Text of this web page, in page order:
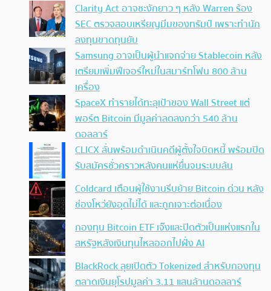
Clarity Act อาจชะงักยาว ๆ หลัง Warren ร้อง
SEC ตรวจสอบเหรียญมีมของทรัมป์ เพราะทำนัก
ลงทุนขาดทุนยับ
Samsung อาจเป็นผู้นำแจกจ่าย Stablecoin หลัง
เตรียมเพิ่มฟีเจอร์ใหม่ในสมาร์ทโฟน 800 ล้าน
เครื่อง
SpaceX ทำรายได้ทะลุเป้าของ Wall Street แต่
พอร์ต Bitcoin มีมูลค่าลดลงกว่า 540 ล้าน
ดอลลาร์
CLICX ลั่นพร้อมดำเนินคดีผู้ตั้งใจบิดหนี้ พร้อมปิด
รับสมัครชั่วคราวหลังคนแห่ยื่นจนระบบล้น
Coldcard เตือนผู้ใช้งานรีบย้าย Bitcoin ด่วน หลัง
ช่องโหว่ยังอุดไม่ได้ และถูกเจาะต่อเนื่อง
กองทุน Bitcoin ETF เจ๊งและปิดตัวเป็นแห่งแรกใน
สหรัฐหลังเงินทุนไหลออกไปฝั่ง AI
BlackRock ลุยเปิดตัว Tokenized สำหรับกองทุน
ตลาดเงินยุโรปมูลค่า 3.11 แสนล้านดอลลาร์